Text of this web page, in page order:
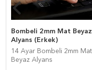
Bombeli 2mm Mat Beyaz
Alyans (Erkek)
14 Ayar Bombeli 2mm Mat
Beyaz Alyans